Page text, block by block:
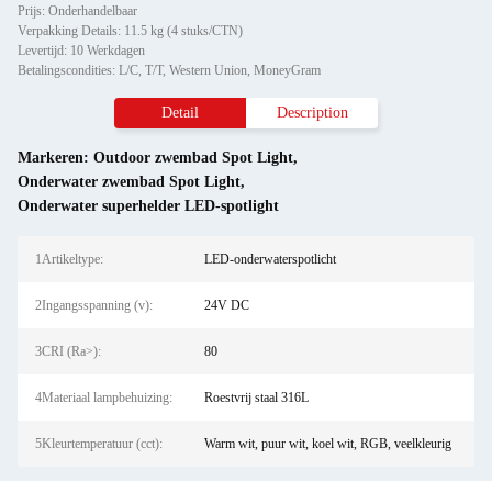
Prijs: Onderhandelbaar
Verpakking Details: 11.5 kg (4 stuks/CTN)
Levertijd: 10 Werkdagen
Betalingscondities: L/C, T/T, Western Union, MoneyGram
Detail Description
Markeren: Outdoor zwembad Spot Light,
Onderwater zwembad Spot Light,
Onderwater superhelder LED-spotlight
1Artikeltype: LED-onderwaterspotlicht
2Ingangsspanning (v): 24V DC
3CRI (Ra>): 80
4Materiaal lampbehuizing: Roestvrij staal 316L
5Kleurtemperatuur (cct): Warm wit, puur wit, koel wit, RGB, veelkleurig